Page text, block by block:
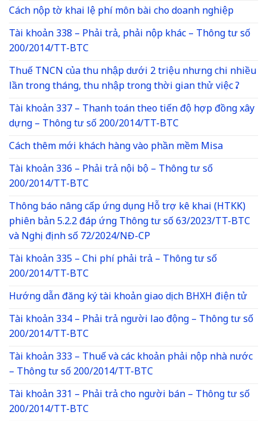
Cách nộp tờ khai lệ phí môn bài cho doanh nghiệp
Tài khoản 338 – Phải trả, phải nộp khác – Thông tư số
200/2014/TT-BTC
Thuế TNCN của thu nhập dưới 2 triệu nhưng chi nhiều
lần trong tháng, thu nhập trong thời gian thử việc ?
Tài khoản 337 – Thanh toán theo tiến độ hợp đồng xây
dựng – Thông tư số 200/2014/TT-BTC
Cách thêm mới khách hàng vào phần mềm Misa
Tài khoản 336 – Phải trả nội bộ – Thông tư số
200/2014/TT-BTC
Thông báo nâng cấp ứng dụng Hỗ trợ kê khai (HTKK)
phiên bản 5.2.2 đáp ứng Thông tư số 63/2023/TT-BTC
và Nghị định số 72/2024/NĐ-CP
Tài khoản 335 – Chi phí phải trả – Thông tư số
200/2014/TT-BTC
Hướng dẫn đăng ký tài khoản giao dịch BHXH điện tử
Tài khoản 334 – Phải trả người lao động – Thông tư số
200/2014/TT-BTC
Tài khoản 333 – Thuế và các khoản phải nộp nhà nước
– Thông tư số 200/2014/TT-BTC
Tài khoản 331 – Phải trả cho người bán – Thông tư số
200/2014/TT-BTC